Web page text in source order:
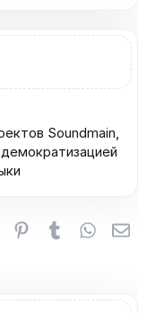
Soundmain,
Reddit Pinterest
Tumblr